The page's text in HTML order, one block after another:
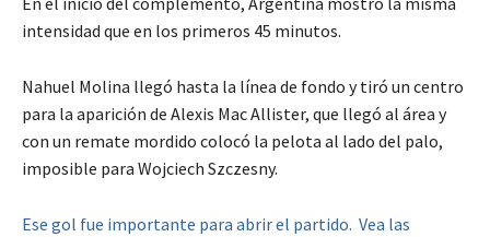
intensidad que en los primeros 45 minutos.
Nahuel Molina llegó hasta la línea de fondo y tiró un centro
para la aparición de Alexis Mac Allister, que llegó al área y
con un remate mordido colocó la pelota al lado del palo,
imposible para Wojciech Szczesny.
Ese gol fue importante para abrir el partido. Vea las